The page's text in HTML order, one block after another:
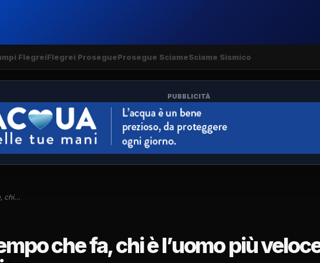
FlegreiFlegrei ProsegueProsegue SciameSciame Sismico
PUBBLICITÀ
chi…
che fa, chi è l’uomo più